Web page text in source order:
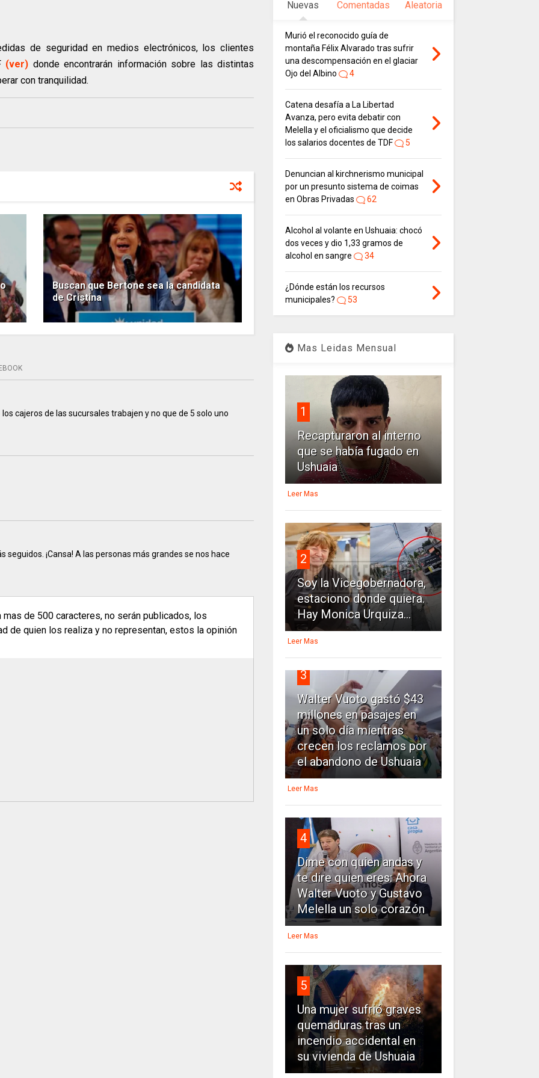
de seguridad en medios electrónicos, los clientes
(ver) donde encontrarán información sobre las distintas
con tranquilidad.
Buscan que Bertone sea la candidata
de Cristina
cajeros de las sucursales trabajen y no que de 5 solo uno
seguidos. ¡Cansa! A las personas más grandes se nos hace
de 500 caracteres, no serán publicados, los
de quien los realiza y no representan, estos la opinión
Nuevas Comentadas Aleatoria
Murió el reconocido guía de
montaña Félix Alvarado tras sufrir
una descompensación en el glaciar
Ojo del Albino
4
Catena desafía a La Libertad
Avanza, pero evita debatir con
Melella y el oficialismo que decide
los salarios docentes de TDF
5
Denuncian al kirchnerismo municipal
por un presunto sistema de coimas
en Obras Privadas
62
Alcohol al volante en Ushuaia: chocó
dos veces y dio 1,33 gramos de
alcohol en sangre
34
¿Dónde están los recursos
municipales?
53
Mas Leidas Mensual
1
Recapturaron al interno
que se había fugado en
Ushuaia
Leer Mas
2
Soy la Vicegobernadora,
estaciono donde quiera.
Hay Monica Urquiza...
Leer Mas
3
Walter Vuoto gastó $43
millones en pasajes en
un solo día mientras
crecen los reclamos por
el abandono de Ushuaia
Leer Mas
4
Dime con quien andas y
te dire quien eres: Ahora
Walter Vuoto y Gustavo
Melella un solo corazón
Leer Mas
5
Una mujer sufrió graves
quemaduras tras un
incendio accidental en
su vivienda de Ushuaia